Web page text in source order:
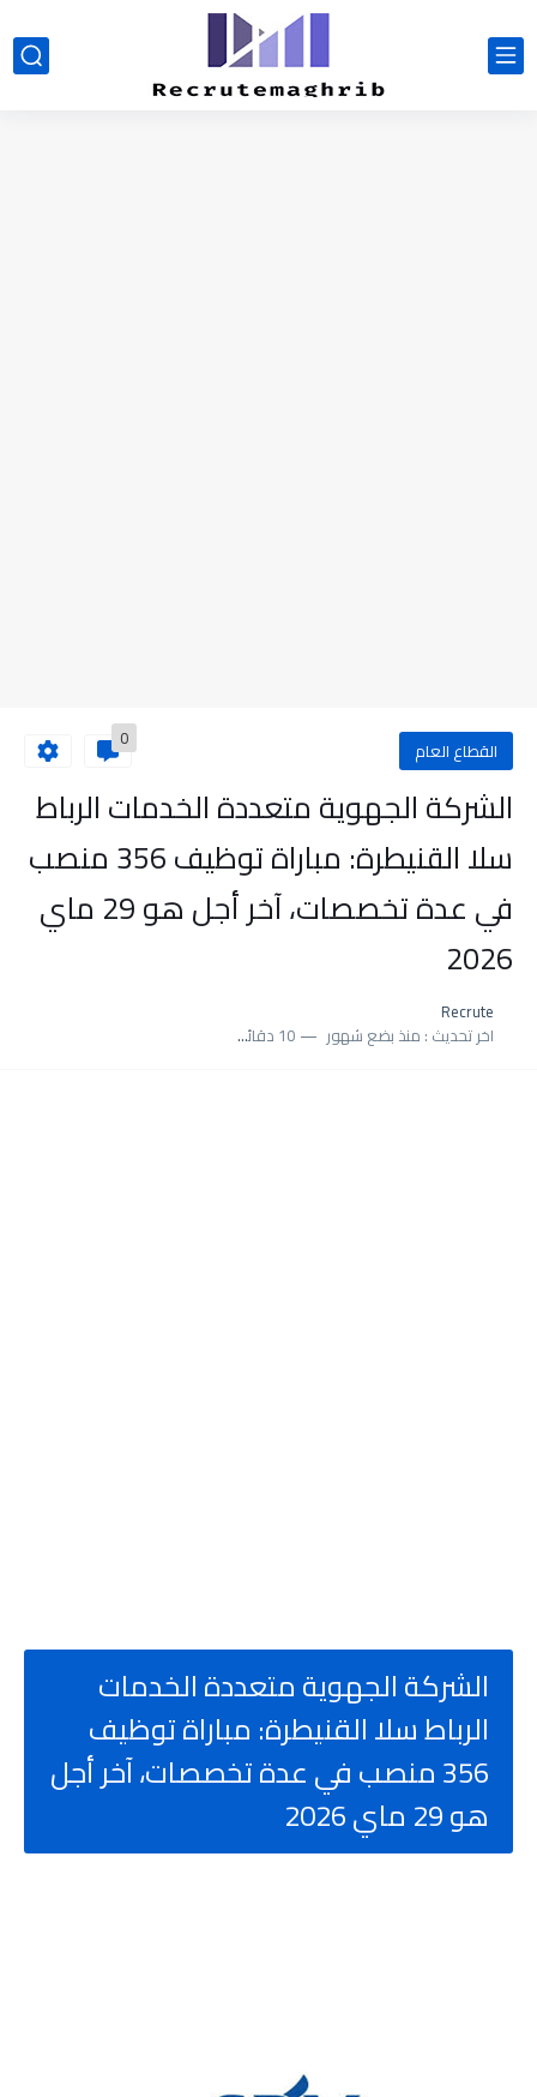
القطاع العام 0
الشركة الجهوية متعددة الخدمات الرباط
سلا القنيطرة: مباراة توظيف 356 منصب
في عدة تخصصات، آخر أجل هو 29 ماي
2026
Recrute
اخر تحديث : منذ بضع شهور 10 دقائق للقراءة
الشركة الجهوية متعددة الخدمات
الرباط سلا القنيطرة: مباراة توظيف
356 منصب في عدة تخصصات، آخر أجل
هو 29 ماي 2026